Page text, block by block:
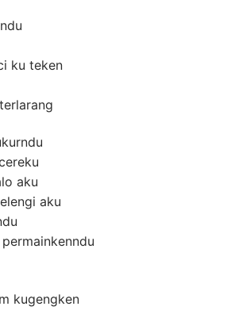
ku teken
aku
aku
kugengken